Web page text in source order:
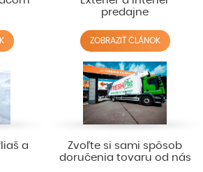
predajne
ZOBRAZIŤ ČLÁNOK
a
Zvoľte si sami spôsob
doručenia tovaru od nás